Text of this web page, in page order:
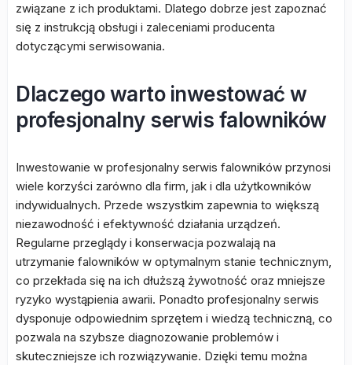
związane z ich produktami. Dlatego dobrze jest zapoznać
się z instrukcją obsługi i zaleceniami producenta
dotyczącymi serwisowania.
Dlaczego warto inwestować w
profesjonalny serwis falowników
Inwestowanie w profesjonalny serwis falowników przynosi
wiele korzyści zarówno dla firm, jak i dla użytkowników
indywidualnych. Przede wszystkim zapewnia to większą
niezawodność i efektywność działania urządzeń.
Regularne przeglądy i konserwacja pozwalają na
utrzymanie falowników w optymalnym stanie technicznym,
co przekłada się na ich dłuższą żywotność oraz mniejsze
ryzyko wystąpienia awarii. Ponadto profesjonalny serwis
dysponuje odpowiednim sprzętem i wiedzą techniczną, co
pozwala na szybsze diagnozowanie problemów i
skuteczniejsze ich rozwiązywanie. Dzięki temu można